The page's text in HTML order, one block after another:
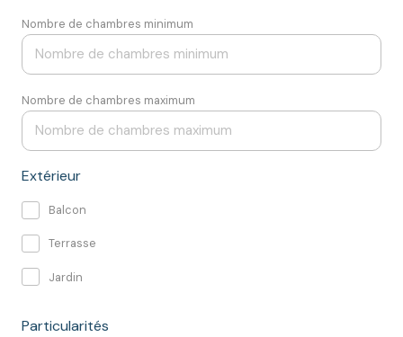
Nombre de chambres minimum
Nombre de chambres maximum
Extérieur
Balcon
Terrasse
Jardin
Particularités